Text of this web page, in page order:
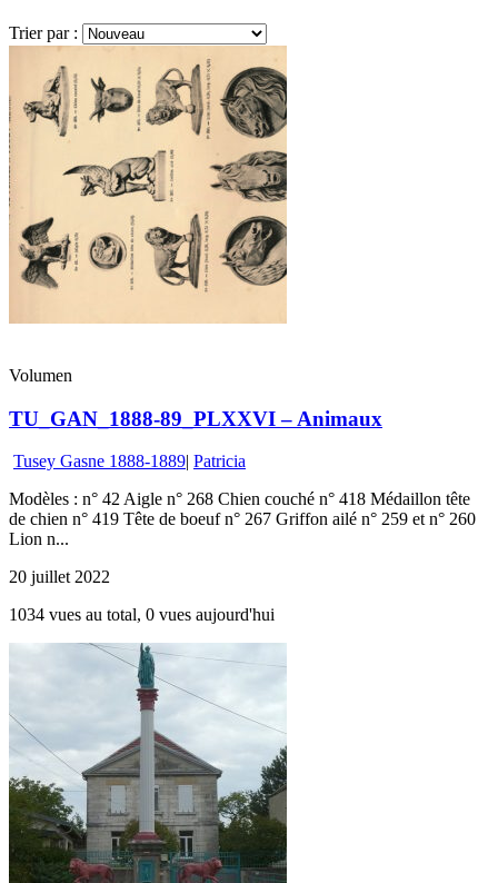
Trier par :
Volumen
TU_GAN_1888-89_PLXXVI – Animaux
Tusey Gasne 1888-1889| Patricia
Modèles : n° 42 Aigle n° 268 Chien couché n° 418 Médaillon tête
de chien n° 419 Tête de boeuf n° 267 Griffon ailé n° 259 et n° 260
Lion n...
20 juillet 2022
1034 vues au total, 0 vues aujourd'hui